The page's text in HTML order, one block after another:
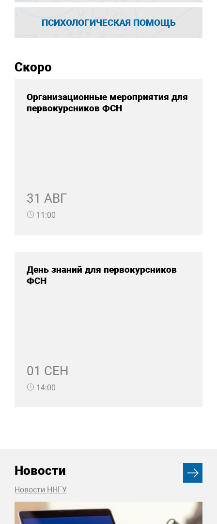
ПСИХОЛОГИЧЕСКАЯ ПОМОЩЬ
Скоро
Организационные мероприятия для
первокурсников ФСН
31 АВГ
11:00
День знаний для первокурсников
ФСН
01 СЕН
14:00
Новости
Новости ННГУ